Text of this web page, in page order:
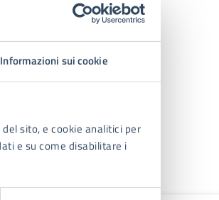
Informazioni sui cookie
sito, e cookie analitici per
e su come disabilitare i